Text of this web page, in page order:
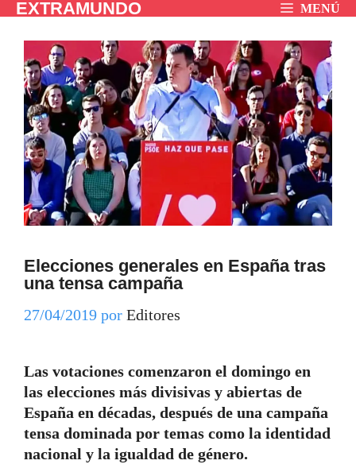
Saltar
contenido
EXTRAMUNDO MENÚ
Elecciones generales en España tras
una tensa campaña
27/04/2019 por Editores
Las votaciones comenzaron el domingo en
las elecciones más divisivas y abiertas de
España en décadas, después de una campaña
tensa dominada por temas como la identidad
nacional y la igualdad de género.